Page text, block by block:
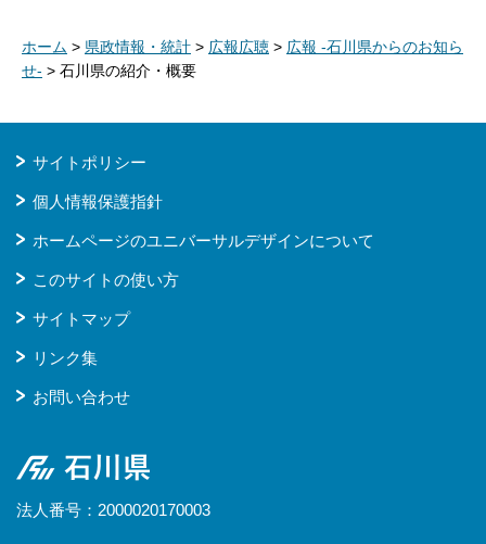
ホーム > 県政情報・統計 > 広報広聴 > 広報 -石川県からのお知ら
せ- > 石川県の紹介・概要
サイトポリシー
個人情報保護指針
ホームページのユニバーサルデザインについて
このサイトの使い方
サイトマップ
リンク集
お問い合わせ
石川県
法人番号：2000020170003